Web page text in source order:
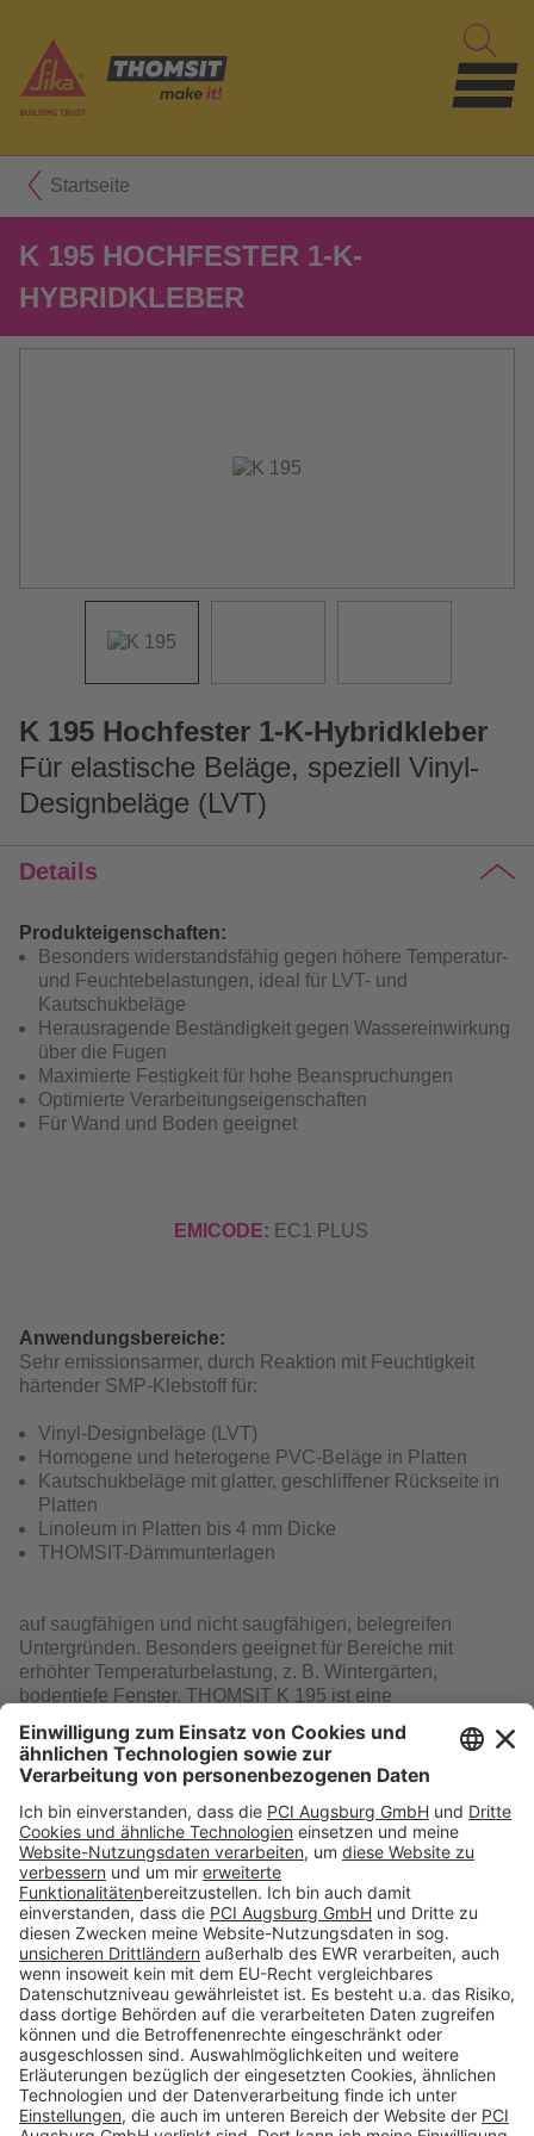
Startseite
K 195 HOCHFESTER 1-K-
HYBRIDKLEBER
K 195 Hochfester 1-K-Hybridkleber
Für elastische Beläge, speziell Vinyl-
Designbeläge (LVT)
Details
Produkteigenschaften:
Besonders widerstandsfähig gegen höhere Temperatur-
und Feuchtebelastungen, ideal für LVT- und
Kautschukbeläge
Herausragende Beständigkeit gegen Wassereinwirkung
über die Fugen
Maximierte Festigkeit für hohe Beanspruchungen
Optimierte Verarbeitungseigenschaften
Für Wand und Boden geeignet
EMICODE: EC1 PLUS
Anwendungsbereiche:
Sehr emissionsarmer, durch Reaktion mit Feuchtigkeit
härtender SMP-Klebstoff für:
Vinyl-Designbeläge (LVT)
Homogene und heterogene PVC-Beläge in Platten
Kautschukbeläge mit glatter, geschliffener Rückseite in
Platten
Linoleum in Platten bis 4 mm Dicke
THOMSIT-Dämmunterlagen
auf saugfähigen und nicht saugfähigen, belegreifen
Untergründen. Besonders geeignet für Bereiche mit
erhöhter Temperaturbelastung, z. B. Wintergärten,
bodentiefe Fenster. THOMSIT K 195 ist eine
Alternative zu konventionellen 2-K-PUR-Klebstoffen.
Download
Folge uns auf:
Produkte
Toolbox
Über THOMSIT